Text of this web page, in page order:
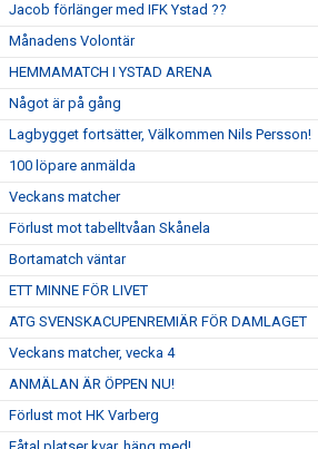
Jacob förlänger med IFK Ystad ??
Månadens Volontär
HEMMAMATCH I YSTAD ARENA
Något är på gång
Lagbygget fortsätter, Välkommen Nils Persson!
100 löpare anmälda
Veckans matcher
Förlust mot tabelltvåan Skånela
Bortamatch väntar
ETT MINNE FÖR LIVET
ATG SVENSKACUPENREMIÄR FÖR DAMLAGET
Veckans matcher, vecka 4
ANMÄLAN ÄR ÖPPEN NU!
Förlust mot HK Varberg